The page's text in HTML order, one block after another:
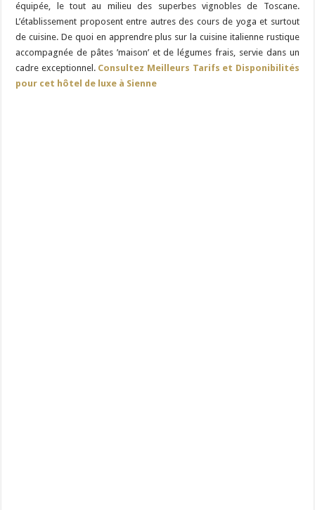
équipée, le tout au milieu des superbes vignobles de Toscane.
L’établissement proposent entre autres des cours de yoga et surtout
de cuisine. De quoi en apprendre plus sur la cuisine italienne rustique
accompagnée de pâtes ’maison’ et de légumes frais, servie dans un
cadre exceptionnel. Consultez Meilleurs Tarifs et Disponibilités
pour cet hôtel de luxe à Sienne